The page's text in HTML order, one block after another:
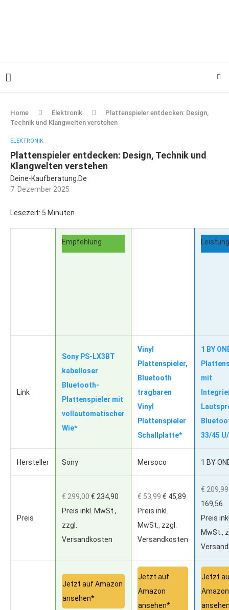
Home Elektronik
Plattenspieler entdecken: Design,
Technik und Klangwelten verstehen
ELEKTRONIK
Plattenspieler entdecken: Design, Technik und
Klangwelten verstehen
Deine-Kaufberatung.de
7. Dezember 2025
Lesezeit: 5 Minuten
Empfehlung
Link
Sony PS-LX3BT
kabelloser
Bluetooth-
Plattenspieler mit
vollautomatischer
Wie*
Vinyl
Plattenspieler,
Bluetooth
tragbaren
Vinyl
Plattenspieler
Schallplatte*
1 BY
mit
33/45
Hersteller Sony Mersoco 1 BY
Preis
€ 299,00 € 234,90
Preis inkl. MwSt.,
zzgl.
Versandkosten
€ 53,99 € 45,89
Preis inkl.
MwSt., zzgl.
Versandkosten
€ 209,99
169,56
Preis
MwSt.,
Jetzt auf Amazon
ansehen*
Jetzt auf
Amazon
ansehen*
Jetzt
Amazon